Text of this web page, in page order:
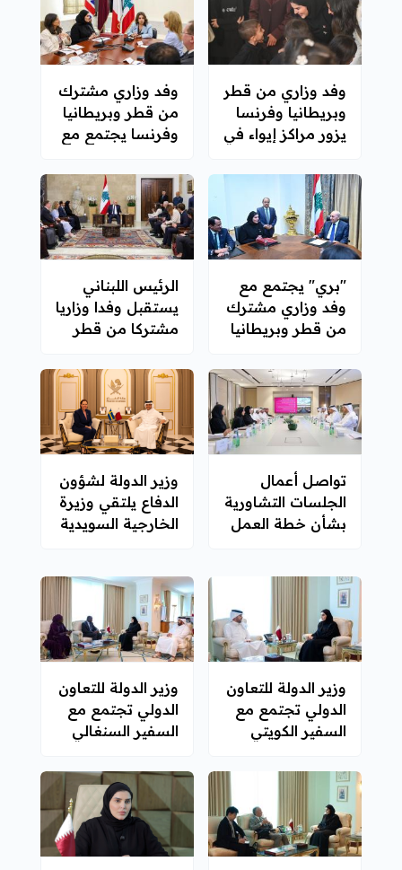
وفد وزاري من قطر
وبريطانيا وفرنسا
يزور مراكز إيواء في
وفد وزاري مشترك
من قطر وبريطانيا
وفرنسا يجتمع مع
الاجتماعية اللبنانية
"بري" يجتمع مع
وفد وزاري مشترك
من قطر وبريطانيا
الرئيس اللبناني
يستقبل وفدا وزاريا
مشتركا من قطر
تواصل أعمال
الجلسات التشاورية
بشأن خطة العمل
وزير الدولة لشؤون
الدفاع يلتقي وزيرة
الخارجية السويدية
وزير الدولة للتعاون
الدولي تجتمع مع
السفير الكويتي
وزير الدولة للتعاون
الدولي تجتمع مع
السفير السنغالي